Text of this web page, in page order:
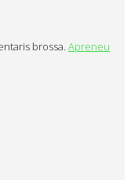
brossa. Apreneu